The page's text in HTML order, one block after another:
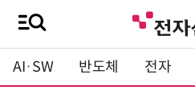
AI·SW 반도체 전자